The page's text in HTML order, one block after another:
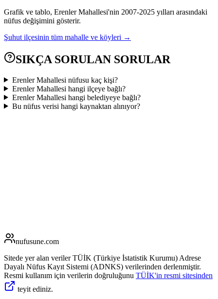
Grafik ve tablo, ErenlerMahallesi'nin 2007-2025 yılları arasındaki
nüfus değişimini gösterir.
Şuhut ilçesinin tüm mahalle ve köyleri →
SIKÇA SORULAN SORULAR
Erenler Mahallesi nüfusu kaç kişi?
Erenler Mahallesi hangi ilçeye bağlı?
Erenler Mahallesi hangi belediyeye bağlı?
Bu nüfus verisi hangi kaynaktan alınıyor?
nufusune.com
Sitede yer alan veriler TÜİK (Türkiye İstatistik Kurumu) Adrese
Dayalı Nüfus Kayıt Sistemi (ADNKS) verilerinden derlenmiştir.
Resmi kullanım için verilerin doğruluğunu TÜİK'in resmi sitesinden
teyit ediniz.